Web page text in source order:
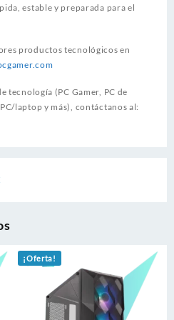
estable y preparada para el
productos tecnológicos en
tecnología (PC Gamer, PC de
laptop y más), contáctanos al:
¡Oferta!